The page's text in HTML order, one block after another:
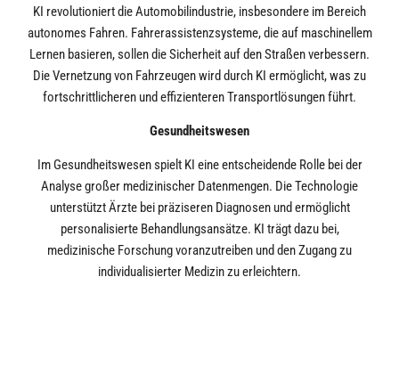
KI revolutioniert die Automobilindustrie, insbesondere im Bereich
autonomes Fahren. Fahrerassistenzsysteme, die auf maschinellem
Lernen basieren, sollen die Sicherheit auf den Straßen verbessern.
Die Vernetzung von Fahrzeugen wird durch KI ermöglicht, was zu
fortschrittlicheren und effizienteren Transportlösungen führt.
Gesundheitswesen
Im Gesundheitswesen spielt KI eine entscheidende Rolle bei der
Analyse großer medizinischer Datenmengen. Die Technologie
unterstützt Ärzte bei präziseren Diagnosen und ermöglicht
personalisierte Behandlungsansätze. KI trägt dazu bei,
medizinische Forschung voranzutreiben und den Zugang zu
individualisierter Medizin zu erleichtern.